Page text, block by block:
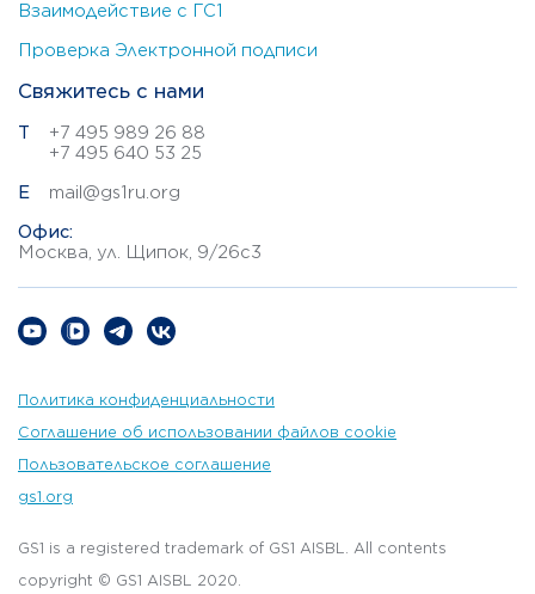
Взаимодействие с ГС1
Проверка Электронной подписи
Свяжитесь с нами
Т
+7 495 989 26 88
+7 495 640 53 25
E mail@gs1ru.org
Офис:
Москва, ул. Щипок, 9/26с3
Политика конфиденциальности
Соглашение об использовании файлов cookie
Пользовательское соглашение
gs1.org
GS1 is a registered trademark of GS1 AISBL. All contents
copyright © GS1 AISBL 2020.